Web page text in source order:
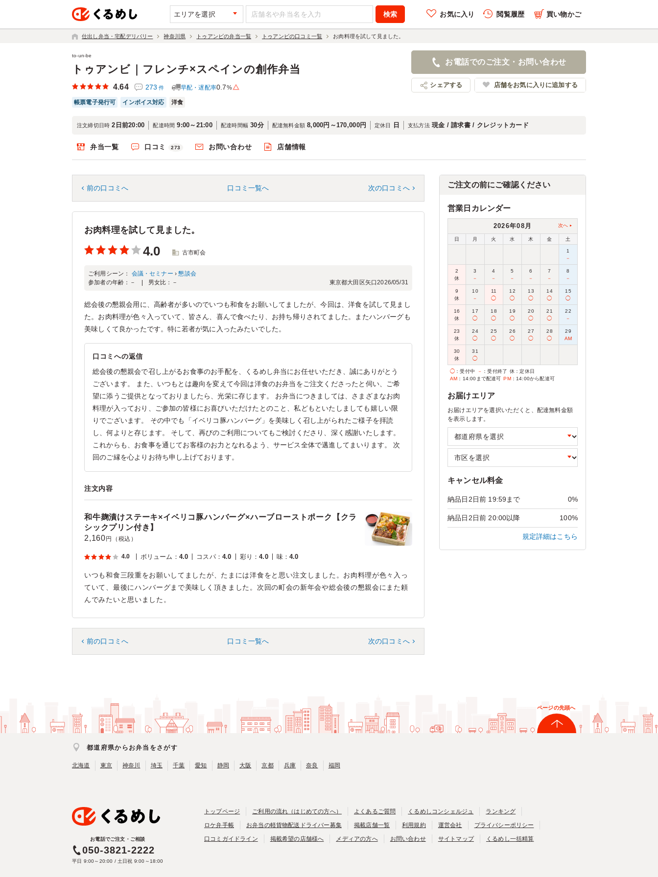
エリアを選択 お気に入り 閲覧履歴 買い物かご
仕出し弁当・宅配デリバリー 神奈川県 トゥアンビの弁当一覧 トゥアンビの口コミ一覧 お肉料理を試して見ました。
トゥアンビ｜フレンチ×スペインの創作弁当
to-un-be
4.64 273 件 早配・遅配率0.7%
帳票電子発行可 インボイス対応 洋食
お電話でのご注文・お問い合わせ
シェアする 店舗をお気に入りに追加する
注文締切日時 2日前20:00 配達時間 9:00～21:00 配達時間幅 30分 配達無料金額 8,000円～170,000円 定休日 日 支払方法 現金 / 請求書 / クレジットカード
弁当一覧 口コミ 273 お問い合わせ 店舗情報
前の口コミへ 口コミ一覧へ 次の口コミへ
お肉料理を試して見ました。
4.0 古市町会
ご利用シーン： 会議・セミナー ›懇談会
参加者の年齢： － 男女比： － 東京都大田区矢口2026/05/31
総会後の懇親会用に、高齢者が多いのでいつも和食をお願いしてましたが、今回は、洋食を試して見まし
た。お肉料理が色々入っていて、皆さん、喜んで食べたり、お持ち帰りされてました。またハンバーグも
美味しくて良かったです。特に若者が気に入ったみたいでした。
口コミへの返信
総会後の懇親会で召し上がるお食事のお手配を、くるめし弁当にお任せいただき、誠にありがとう
ございます。 また、いつもとは趣向を変えて今回は洋食のお弁当をご注文くださったと伺い、ご希
望に添うご提供となっておりましたら、光栄に存じます。 お弁当につきましては、さまざまなお肉
料理が入っており、ご参加の皆様にお喜びいただけたとのこと、私どもといたしましても嬉しい限
りでございます。 その中でも「イベリコ豚ハンバーグ」を美味しく召し上がられたご様子を拝読
し、何よりと存じます。 そして、再びのご利用についてもご検討くださり、深く感謝いたします。
これからも、お食事を通じてお客様のお力となれるよう、サービス全体で邁進してまいります。 次
回のご縁を心よりお待ち申し上げております。
注文内容
和牛麹漬けステーキ×イベリコ豚ハンバーグ×ハーブローストポーク【クラ
シックプリン付き】
2,160 円（税込）
4.0 ボリューム ： 4.0 コスパ： 4.0 彩り ：4.0 味：4.0
いつも和食三段重をお願いしてましたが、たまには洋食をと思い注文しました。お肉料理が色々入っ
ていて、最後にハンバーグまで美味しく頂きました。次回の町会の新年会や総会後の懇親会にまた頼
んでみたいと思いました。
前の口コミへ 口コミ一覧へ 次の口コミへ
ご注文の前にご確認ください
営業日カレンダー
2026年08月 次へ
日 月 火 水 木 金 土
1
－
2
休
3
－
4
－
5
－
6
－
7
－
8
－
9
休
10
－
11
◯
12
◯
13
◯
14
◯
15
◯
16
休
17
◯
18
◯
19
◯
20
◯
21
◯
22
－
23
休
24
◯
25
◯
26
◯
27
◯
28
◯
29
AM
30
休
31
◯
◯ ：受付中 － ：受付終了 休 ：定休日
AM ：14:00まで配達可 PM：14:00から配達可
お届けエリア
お届けエリアを選択いただくと、配達無料金額
を表示します。
キャンセル料金
納品日2日前 19:59まで 0%
納品日2日前 20:00以降 100%
規定詳細はこちら
ページの先頭へ
都道府県からお弁当をさがす
北海道 東京 神奈川 埼玉 千葉 愛知 静岡 大阪 京都 兵庫 奈良 福岡
お電話でご注文・ご相談
050-3821-2222
平日 9:00～20:00 / 土日祝 9:00～18:00
トップページ ご利用の流れ（はじめての方へ） よくあるご質問 くるめしコンシェルジュ
ランキング
ロケ弁手帳
お弁当の軽貨物配送ドライバー募集 掲載店舗一覧 利用規約 運営会社
プライバシーポリシー
口コミガイドライン
掲載希望の店舗様へ メディアの方へ お問い合わせ サイトマップ くるめし一括精算